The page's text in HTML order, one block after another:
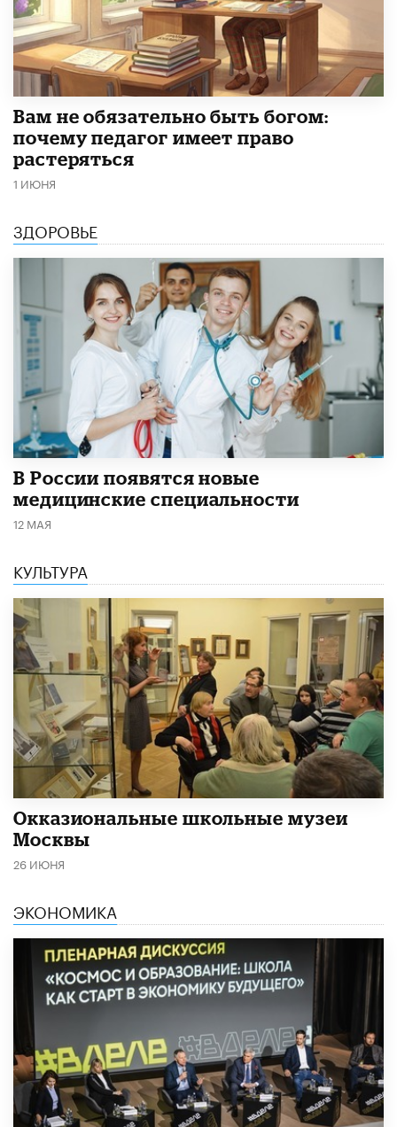
​Вам не обязательно быть богом:
почему педагог имеет право
растеряться
1 ИЮНЯ
ЗДОРОВЬЕ
В России появятся новые
медицинские специальности
12 МАЯ
КУЛЬТУРА
​Окказиональные школьные музеи
Москвы
26 ИЮНЯ
ЭКОНОМИКА